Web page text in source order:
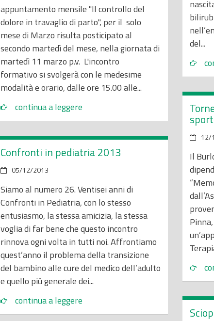
del...
appuntamento mensile "Il controllo del
dolore in travaglio di parto", per il solo
mese di Marzo risulta posticipato al
secondo martedì del mese, nella giornata di
martedì 11 marzo p.v. L'incontro
formativo si svolgerà con le medesime
modalità e orario, dalle ore 15.00 alle...
continua a leggere
12/
Il
Confronti in pediatria 2013
05/12/2013
Siamo al numero 26. Ventisei anni di
Confronti in Pediatria, con lo stesso
entusiasmo, la stessa amicizia, la stessa
voglia di far bene che questo incontro
rinnova ogni volta in tutti noi. Affrontiamo
quest’anno il problema della transizione
del bambino alle cure del medico dell’adulto
e quello più generale dei...
continua a leggere